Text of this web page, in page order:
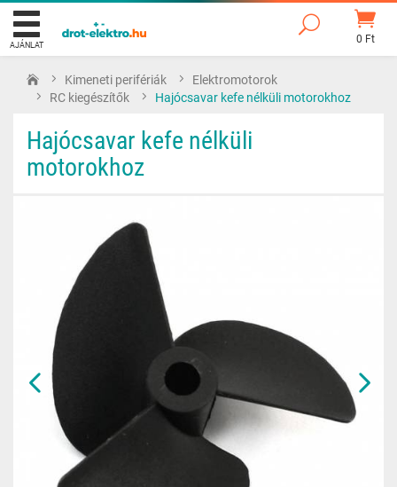
0 Ft
AJÁNLAT
Kimeneti perifériák
Elektromotorok
RC kiegészítők
Hajócsavar kefe nélküli motorokhoz
Hajócsavar kefe nélküli
motorokhoz